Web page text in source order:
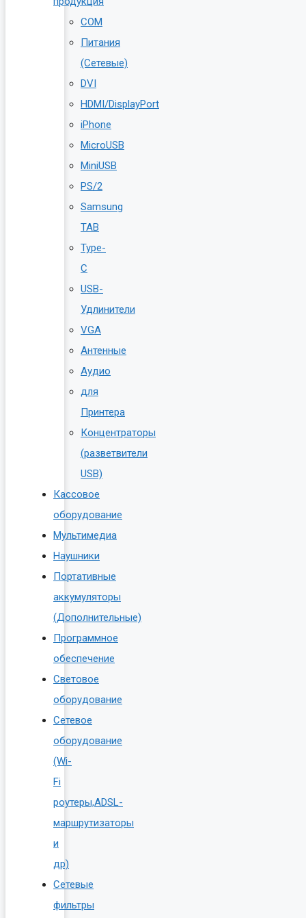
COM
Питания
(Сетевые)
DVI
HDMI/DisplayPort
iPhone
MicroUSB
MiniUSB
PS/2
Samsung
TAB
Type-
C
USB-
Удлинители
VGA
Антенные
Аудио
для
Принтера
Концентраторы
(разветвители
USB)
Кассовое
оборудование
Мультимедиа
Наушники
Портативные
аккумуляторы
(Дополнительные)
Программное
обеспечение
Световое
оборудование
Сетевое
оборудование
(Wi-
Fi
роутеры,ADSL-
маршрутизаторы
и
др)
Сетевые
фильтры